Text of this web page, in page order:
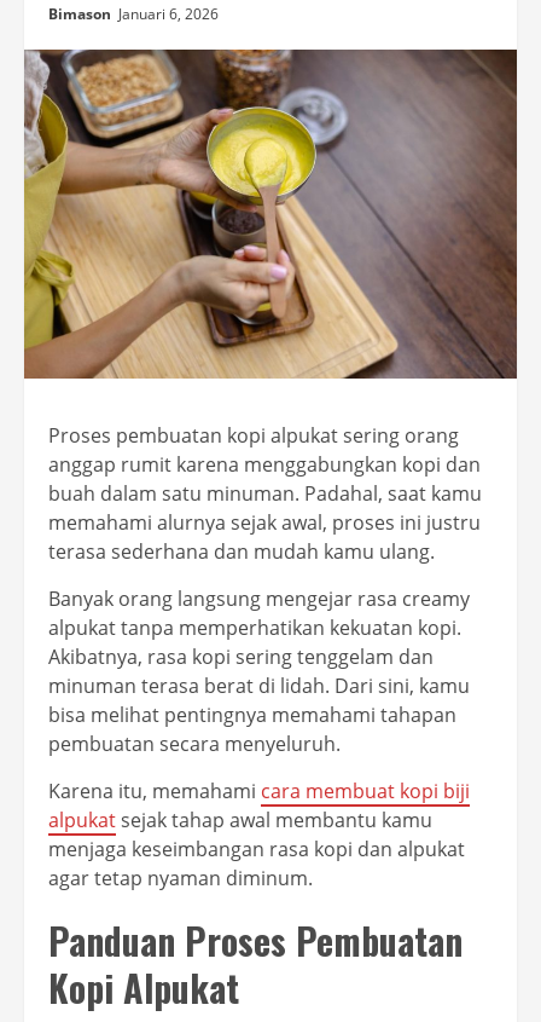
Bimason Januari 6, 2026
Proses pembuatan kopi alpukat sering orang
anggap rumit karena menggabungkan kopi dan
buah dalam satu minuman. Padahal, saat kamu
memahami alurnya sejak awal, proses ini justru
terasa sederhana dan mudah kamu ulang.
Banyak orang langsung mengejar rasa creamy
alpukat tanpa memperhatikan kekuatan kopi.
Akibatnya, rasa kopi sering tenggelam dan
minuman terasa berat di lidah. Dari sini, kamu
bisa melihat pentingnya memahami tahapan
pembuatan secara menyeluruh.
Karena itu, memahami cara membuat kopi biji
alpukatsejak tahap awal membantu kamu
menjaga keseimbangan rasa kopi dan alpukat
agar tetap nyaman diminum.
Panduan Proses Pembuatan
Kopi Alpukat